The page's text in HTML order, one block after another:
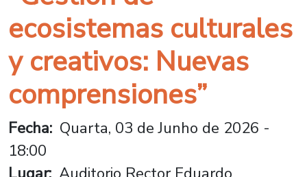
ecosistemas culturales
y creativos: Nuevas
comprensiones”
Fecha Quarta, 03 de Junho de 2026 -
18:00